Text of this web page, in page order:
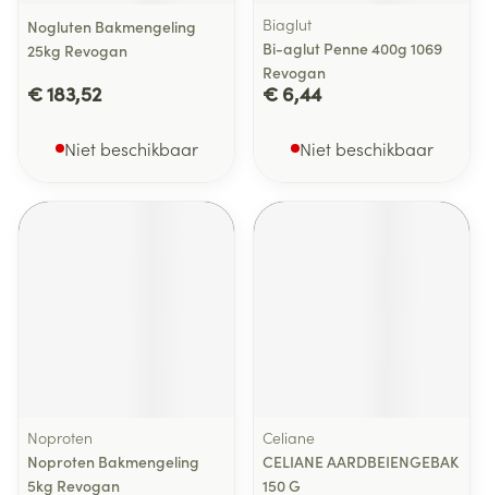
Nogluten Bakmengeling
25kg Revogan
€ 183,52
Niet beschikbaar
Biaglut
Bi-aglut Penne 400g 1069
Revogan
€ 6,44
Niet beschikbaar
Noproten
Noproten Bakmengeling
5kg Revogan
Celiane
CELIANE AARDBEIENGEBAK
150 G